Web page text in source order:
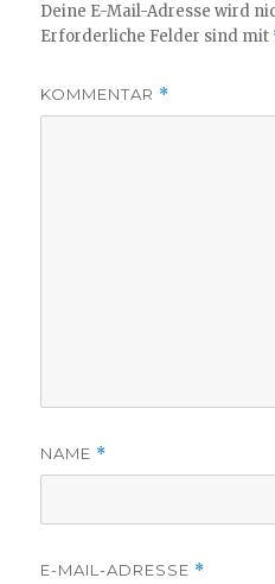
Deine E-Mail-Adresse wird
Erforderliche Felder sind mit
KOMMENTAR *
NAME *
E-MAIL-ADRESSE *